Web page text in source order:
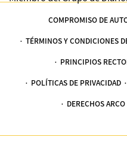
COMPROMISO DE
TÉRMINOS Y CONDICIONES
PRINCIPIOS
POLÍTICAS DE PRIVACIDAD
DERECHOS ARCO